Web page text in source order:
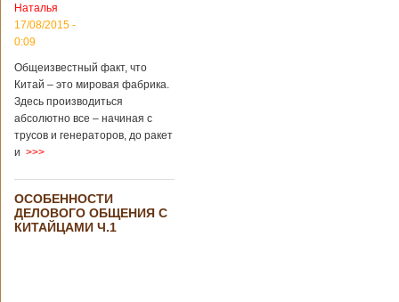
на территории
Синьцзян-
Уйгурского
района, что на
северо-западе
Китая. Об этом
сообщает
агентство Синьхуа,
ссылаясь на
институт
археологии и
культурных
реликвий. Площадь
Наталья
17/08/2015 -
0:09
Общеизвестный факт, что
Китай – это мировая фабрика.
Здесь производиться
абсолютно все – начиная с
трусов и генераторов, до ракет
и >>>
ОСОБЕННОСТИ
ДЕЛОВОГО ОБЩЕНИЯ С
КИТАЙЦАМИ Ч.1